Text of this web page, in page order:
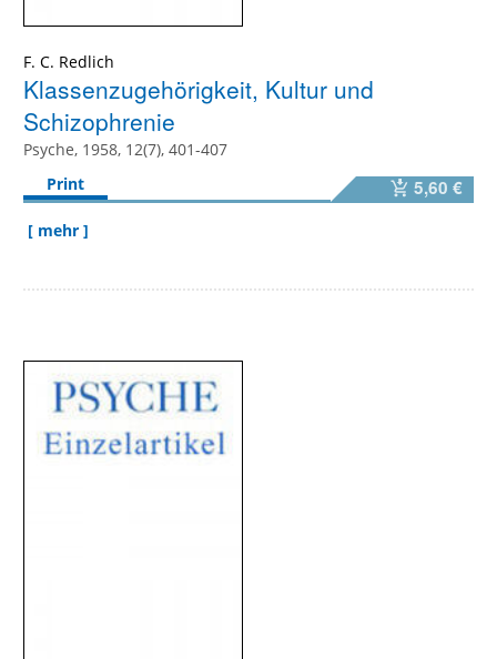
F. C. Redlich
Klassenzugehörigkeit, Kultur und
Schizophrenie
Psyche, 1958, 12(7), 401-407
Print
5,60 €
[ mehr ]